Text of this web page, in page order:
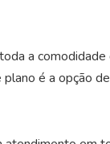
a comodidade
é a opção